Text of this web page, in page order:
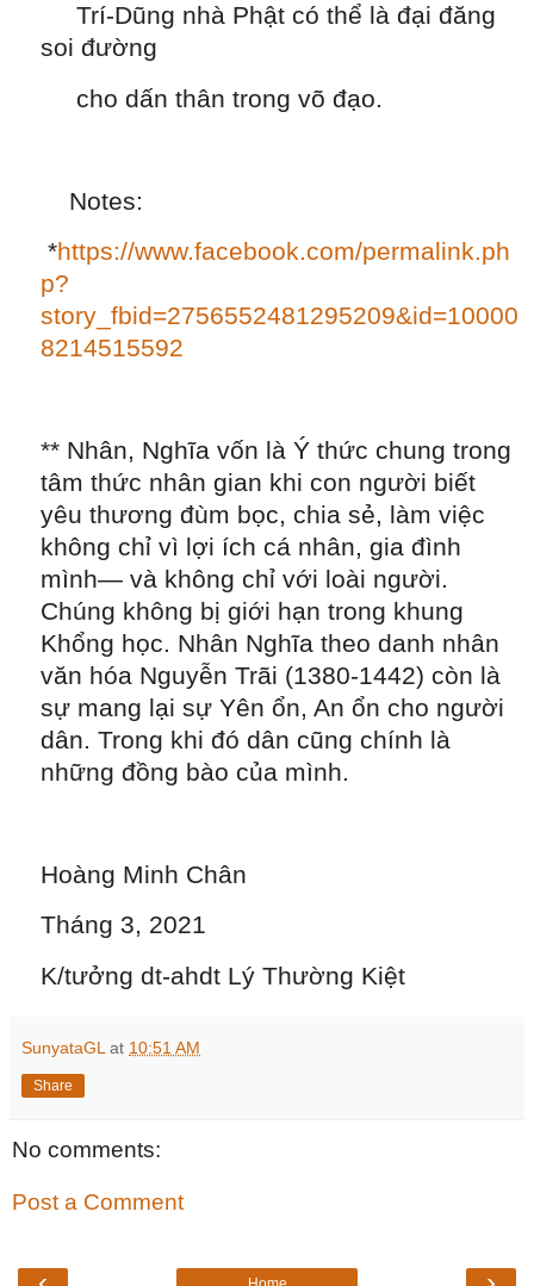
Trí-Dũng nhà Phật có thể là đại đăng
soi đường
cho dấn thân trong võ đạo.
Notes:
*https://www.facebook.com/permalink.ph
p?
story_fbid=2756552481295209&id=10000
8214515592
** Nhân, Nghĩa vốn là Ý thức chung trong
tâm thức nhân gian khi con người biết
yêu thương đùm bọc, chia sẻ, làm việc
không chỉ vì lợi ích cá nhân, gia đình
mình— và không chỉ với loài người.
Chúng không bị giới hạn trong khung
Khổng học. Nhân Nghĩa theo danh nhân
văn hóa Nguyễn Trãi (1380-1442) còn là
sự mang lại sự Yên ổn, An ổn cho người
dân. Trong khi đó dân cũng chính là
những đồng bào của mình.
Hoàng Minh Chân
Tháng 3, 2021
K/tưởng dt-ahdt Lý Thường Kiệt
SunyataGL at 10:51 AM
Share
No comments:
Post a Comment